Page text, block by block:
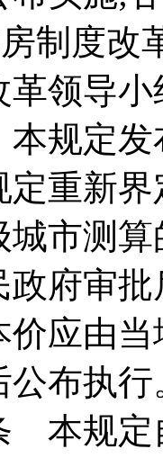
制度改
领导
定发布
定重新
城市测
政府审
价应由
公布执行
规定自